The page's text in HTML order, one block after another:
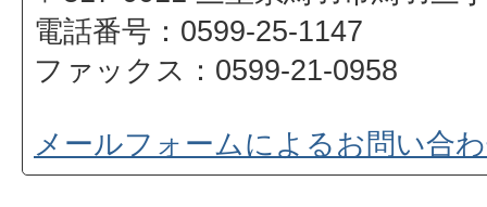
電話番号：0599-25-1147
ファックス：0599-21-0958
メールフォームによるお問い合